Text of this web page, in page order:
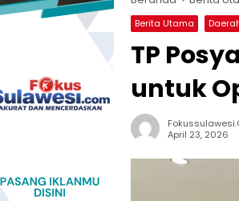
Berita Utama
TP
untuk
April 23, 2026